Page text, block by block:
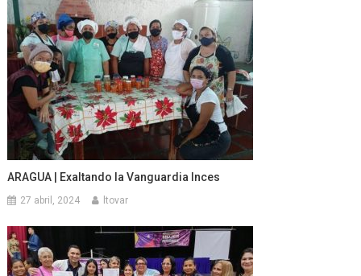
ARAGUA | Exaltando la Vanguardia Inces
27 abril, 2024 ltovar